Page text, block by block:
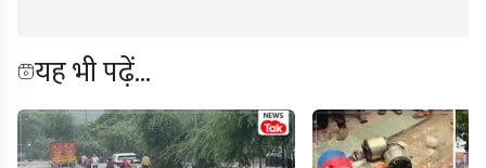
यह भी पढ़ें...